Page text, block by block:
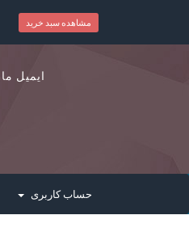
مشاهده سبد خرید
ایمیل
حساب کاربری